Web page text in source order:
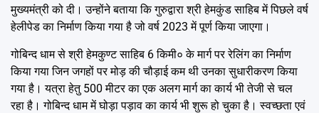
मुख्यमंत्री को दी। उन्होंने बताया कि गुरुद्वारा श्री हेमकुंड साहिब में पिछले वर्ष
हेलीपेड का निर्माण किया गया है जो वर्ष 2023 में पूर्ण किया जाएगा।
गोबिन्द धाम से श्री हेमकुण्ट साहिब 6 किमी० के मार्ग पर रेलिंग का निर्माण
किया गया जिन जगहों पर मोड़ की चौड़ाई कम थी उनका सुधारीकरण किया
गया है। यत्रा हेतु 500 मीटर का एक अलग मार्ग का कार्य भी तेजी से चल
रहा है। गोबिन्द धाम में घोड़ा पड़ाव का कार्य भी शुरू हो चुका है। स्वच्छता एवं